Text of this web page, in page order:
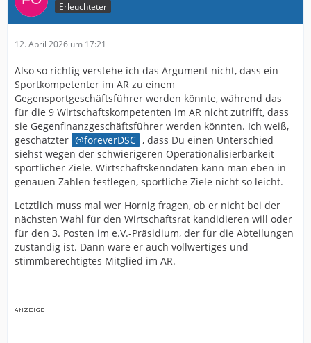
Erleuchteter
12. April 2026 um 17:21
Also so richtig verstehe ich das Argument nicht, dass ein
Sportkompetenter im AR zu einem
Gegensportgeschäftsführer werden könnte, während das
für die 9 Wirtschaftskompetenten im AR nicht zutrifft, dass
sie Gegenfinanzgeschäftsführer werden könnten. Ich weiß,
geschätzter
foreverDSC , dass Du einen Unterschied
siehst wegen der schwierigeren Operationalisierbarkeit
sportlicher Ziele. Wirtschaftskenndaten kann man eben in
genauen Zahlen festlegen, sportliche Ziele nicht so leicht.
Letztlich muss mal wer Hornig fragen, ob er nicht bei der
nächsten Wahl für den Wirtschaftsrat kandidieren will oder
für den 3. Posten im e.V.-Präsidium, der für die Abteilungen
zuständig ist. Dann wäre er auch vollwertiges und
stimmberechtigtes Mitglied im AR.